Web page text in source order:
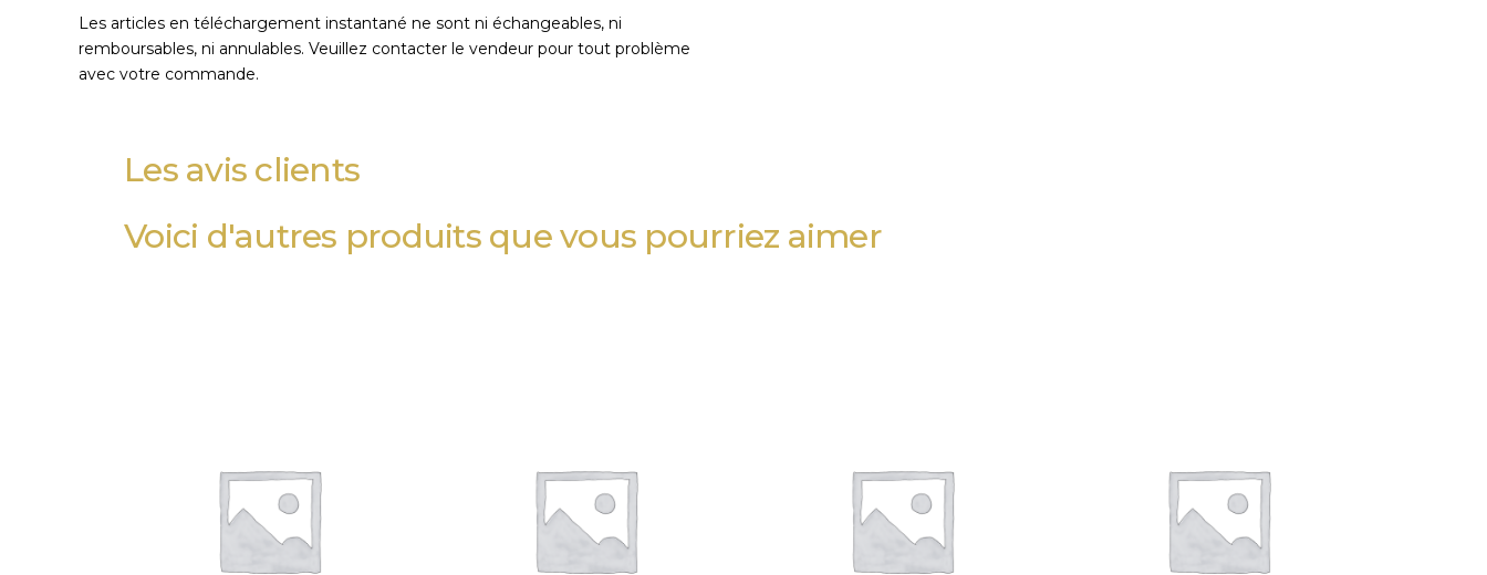
Les articles en téléchargement instantané ne sont ni échangeables, ni
remboursables, ni annulables. Veuillez contacter le vendeur pour tout problème
avec votre commande.
Les avis clients
Voici d'autres produits que vous pourriez aimer